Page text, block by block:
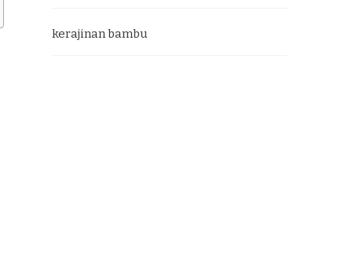
kerajinan bambu